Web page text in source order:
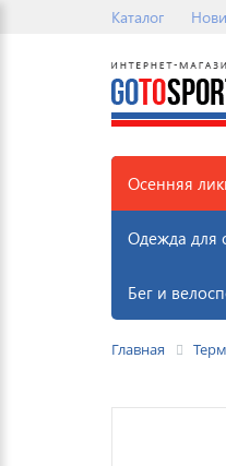
Каталог
Осенняя
Одежда для
Бег и
Главная